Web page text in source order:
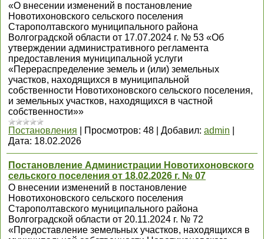
«О внесении изменений в постановление
Новотихоновского сельского поселения
Старополтавского муниципального района
Волгоградской области от 17.07.2024 г. № 53 «Об
утверждении административного регламента
предоставления муниципальной услуги
«Перераспределение земель и (или) земельных
участков, находящихся в муниципальной
собственности Новотихоновского сельского поселения,
и земельных участков, находящихся в частной
собственности»»
Постановления
Просмотров: 48 Добавил: admin
Дата: 18.02.2026
Постановление Администрации Новотихоновского
сельского поселения от 18.02.2026 г. № 07
О внесении изменений в постановление
Новотихоновского сельского поселения
Старополтавского муниципального района
Волгоградской области от 20.11.2024 г. № 72
«Предоставление земельных участков, находящихся в